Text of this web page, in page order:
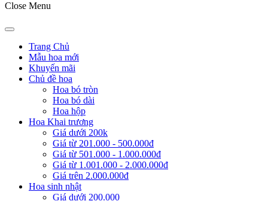
Close Menu
Trang Chủ
Mẫu hoa mới
Khuyến mãi
Chủ đề hoa
Hoa bó tròn
Hoa bó dài
Hoa hộp
Hoa Khai trương
Giá dưới 200k
Giá từ 201.000 - 500.000đ
Giá từ 501.000 - 1.000.000đ
Giá từ 1.001.000 - 2.000.000đ
Giá trên 2.000.000đ
Hoa sinh nhật
Giá dưới 200.000